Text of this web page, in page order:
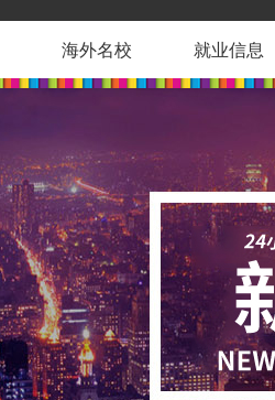
海外名校 就业信息